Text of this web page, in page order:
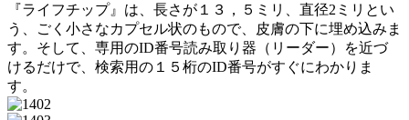
『ライフチップ』は、長さが１３，５ミリ、直径2ミリとい
う、ごく小さなカプセル状のもので、皮膚の下に埋め込みま
す。そして、専用のID番号読み取り器（リーダー）を近づ
けるだけで、検索用の１５桁のID番号がすぐにわかりま
す。